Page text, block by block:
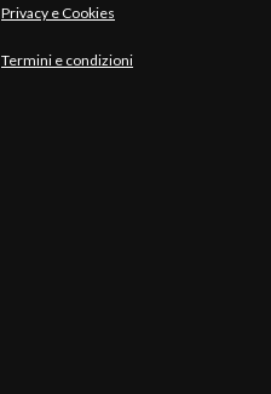
Privacy e Cookies
Termini e condizioni